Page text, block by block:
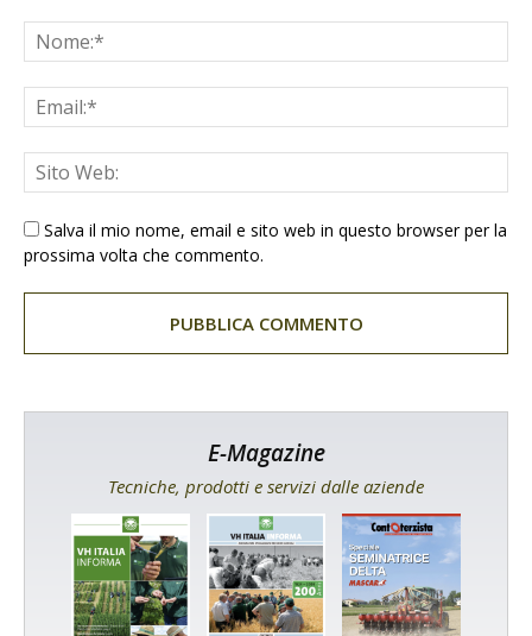
Salva il mio nome, email e sito web in questo browser per la
prossima volta che commento.
E-Magazine
Tecniche, prodotti e servizi dalle aziende